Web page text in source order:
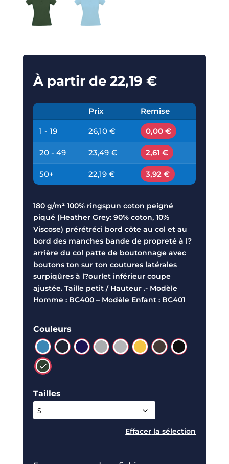
À partir de 22,19 €
Prix Remise
1 - 19 26,10 € 0,00 €
20 - 49 23,49 € 2,61 €
50+ 22,19 € 3,92 €
180 g/m² 100% ringspun coton peigné
piqué (Heather Grey: 90% coton, 10%
Viscose) prérétréci bord côte au col et au
bord des manches bande de propreté à l?
arrière du col patte de boutonnage avec
boutons ton sur ton coutures latérales
surpiqûres à l?ourlet inférieur coupe
ajustée. Taille petit / Hauteur .- Modèle
Homme : BC400 – Modèle Enfant : BC401
Couleurs
Tailles
Effacer